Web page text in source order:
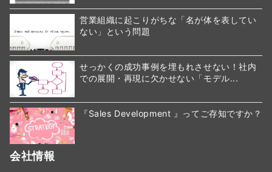
営業組織に起こりがちな「名が体を表してい
ない」という問題
せっかくの成功事例を埋もれさせない！社内
での展開・再現に欠かせない「モデル...
『Sales Development 』ってご存知ですか？
会社情報